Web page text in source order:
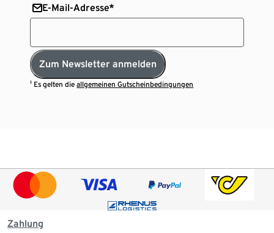
E-Mail-Adresse*
Zum Newsletter anmelden
¹ Es gelten dieallgemeinen Gutscheinbedingungen
Zahlung